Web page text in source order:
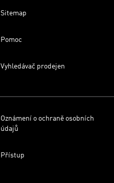
Sitemap
Pomoc
Vyhledávač prodejen
Oznámení o ochraně osobních
údajů
Přístup